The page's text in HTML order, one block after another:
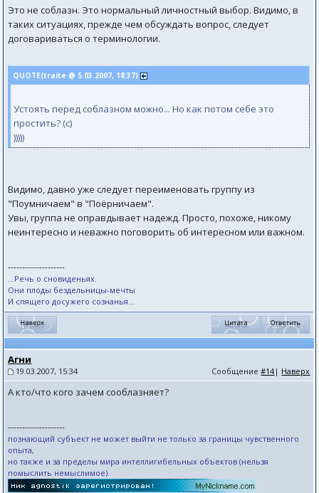
Это не соблазн. Это нормальный личностный выбор. Видимо, в
таких ситуациях, прежде чем обсуждать вопрос, следует
договариваться о терминологии.
QUOTE(traite @ 5.03.2007, 18:37)
Устоять перед соблазном можно... Но как потом себе это
простить? (с)
)))))
Видимо, давно уже следует переименовать группу из
"Поумничаем" в "Поёрничаем".
Увы, группа не оправдывает надежд. Просто, похоже, никому
неинтересно и неважно поговорить об интересном или важном.
--------------------
...Речь о сновиденьях.
Они плоды бездельницы-мечты
И спящего досужего сознанья...
Агни
19.03.2007, 15:34 Сообщение#14| Наверх
А кто/что кого зачем сооблазняет?
--------------------
познающий субъект не может выйти не только за границы чувственного
опыта,
но также и за пределы мира интеллигибельных объектов (нельзя
помыслить немыслимое).